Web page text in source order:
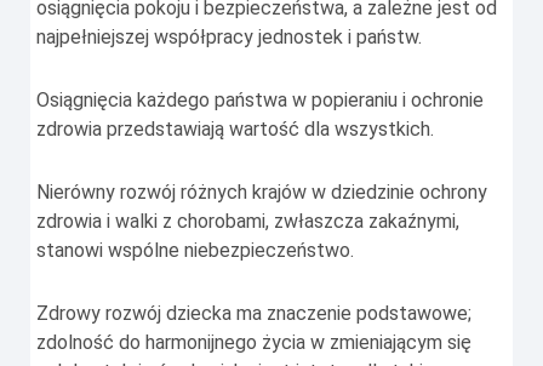
osiągnięcia pokoju i bezpieczeństwa, a zależne jest od
najpełniejszej współpracy jednostek i państw.
Osiągnięcia każdego państwa w popieraniu i ochronie
zdrowia przedstawiają wartość dla wszystkich.
Nierówny rozwój różnych krajów w dziedzinie ochrony
zdrowia i walki z chorobami, zwłaszcza zakaźnymi,
stanowi wspólne niebezpieczeństwo.
Zdrowy rozwój dziecka ma znaczenie podstawowe;
zdolność do harmonijnego życia w zmieniającym się